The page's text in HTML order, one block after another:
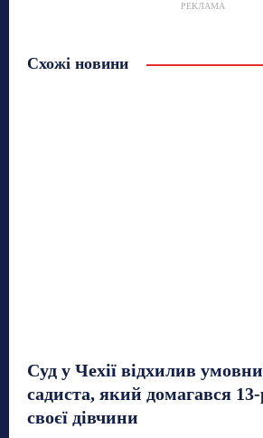
РЕКЛАМА
Схожі новини
Суд у Чехії відхилив
садиста, який домагався
своєї дівчини